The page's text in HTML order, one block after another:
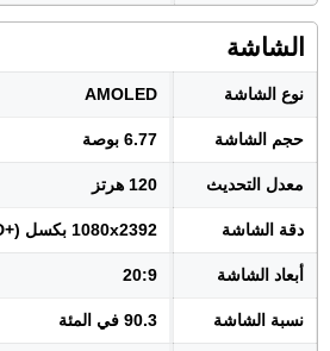
الشاشة
نوع الشاشة AMOLED
حجم الشاشة 6.77 بوصة
معدل التحديث 120 هرتز
دقة الشاشة 1080x2392 بكسل (+FHD)
أبعاد الشاشة 20:9
نسبة الشاشة 90.3 في المئة